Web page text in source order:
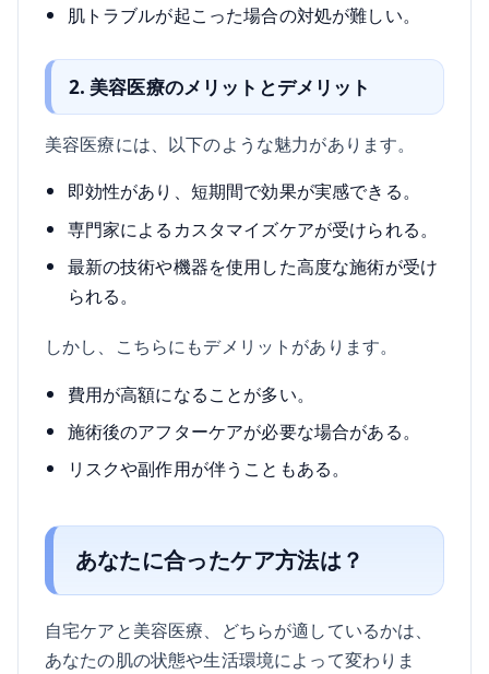
肌トラブルが起こった場合の対処が難しい。
2. 美容医療のメリットとデメリット
美容医療には、以下のような魅力があります。
即効性があり、短期間で効果が実感できる。
専門家によるカスタマイズケアが受けられる。
最新の技術や機器を使用した高度な施術が受け
られる。
しかし、こちらにもデメリットがあります。
費用が高額になることが多い。
施術後のアフターケアが必要な場合がある。
リスクや副作用が伴うこともある。
あなたに合ったケア方法は？
自宅ケアと美容医療、どちらが適しているかは、
あなたの肌の状態や生活環境によって変わりま